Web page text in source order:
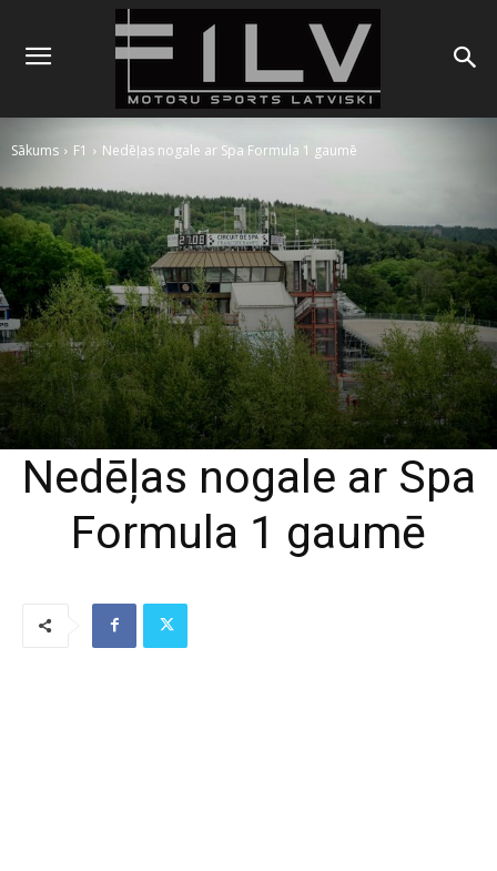
Sākums F1 Nedēļas nogale ar Spa Formula 1 gaumē
Nedēļas nogale ar Spa
Formula 1 gaumē